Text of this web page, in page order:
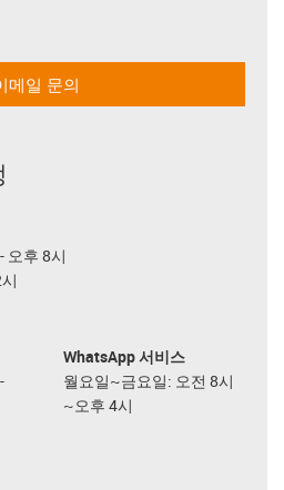
메일 문의
오후 8시
WhatsApp 서비스
월요일~금요일: 오전 8시
~오후 4시